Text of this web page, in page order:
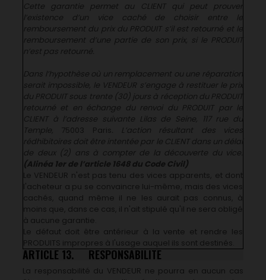
Cette garantie permet au CLIENT qui peut prouver
l’existence d’un vice caché de choisir entre le
remboursement du prix du PRODUIT s’il est retourné et le
remboursement d’une partie de son prix, si le PRODUIT
n’est pas retourné.
Dans l’hypothèse où un remplacement ou une réparation
serait impossible, le VENDEUR s’engage à restituer le prix
du PRODUIT sous trente (30) jours à réception du PRODUIT
retourné et en échange du renvoi du PRODUIT par le
CLIENT à l’adresse suivante Lilas de Seine, 117 rue du
Temple,
75003 Paris . L’action résultant des vices
rédhibitoires doit être intentée par le CLIENT dans un délai
de deux (2) ans à compter de la découverte du vice.
(Alinéa 1er de l’article 1648 du Code Civil)
Le VENDEUR n'est pas tenu des vices apparents, et dont
l'acheteur a pu se convaincre lui-même, mais des vices
cachés, quand même il ne les aurait pas connus, à
moins que, dans ce cas, il n'ait stipulé qu'il ne sera obligé
à aucune garantie.
Le défaut doit être antérieur à la vente et rendre les
PRODUITS impropres à l'usage auquel ils sont destinés.
ARTICLE 13. RESPONSABILITE
La responsabilité du VENDEUR ne pourra en aucun cas